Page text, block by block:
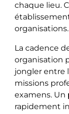
chaque lieu.
organisations.
La cadence
organisation
jongler entre
missions
examens. Un
rapidement